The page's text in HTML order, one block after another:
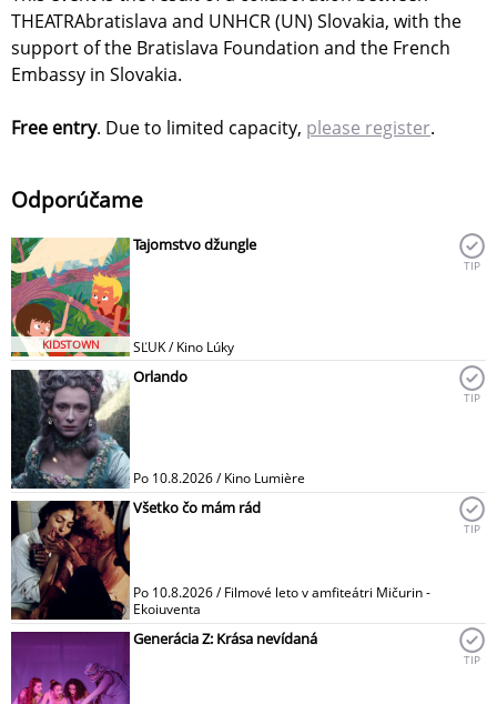
THEATRAbratislava and UNHCR (UN) Slovakia, with the
support of the Bratislava Foundation and the French
Embassy in Slovakia.
Free entry. Due to limited capacity, please register.
Odporúčame
KIDSTOWN
Tajomstvo džungle
SĽUK / Kino Lúky
TIP
Orlando
Po 10.8.2026 / Kino Lumière
TIP
Všetko čo mám rád
Po 10.8.2026 / Filmové leto v amfiteátri Mičurin -
Ekoiuventa
TIP
Generácia Z: Krása nevídaná
TIP